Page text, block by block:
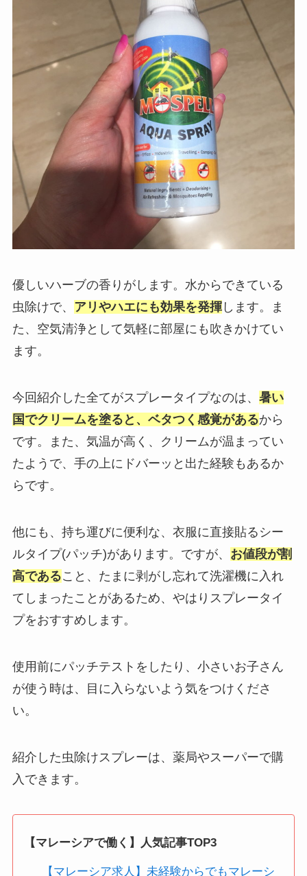
優しいハーブの香りがします。水からできている
虫除けで、 アリやハエにも効果を発揮します。ま
た、空気清浄として気軽に部屋にも吹きかけてい
ます。
今回紹介した全てがスプレータイプなのは、 暑い
国でクリームを塗ると、ベタつく感覚があるから
です。また、気温が高く、クリームが温まってい
たようで、手の上にドバーッと出た経験もあるか
らです。
他にも、持ち運びに便利な、衣服に直接貼るシー
ルタイプ(パッチ)があります。ですが、 お値段が割
高であること、たまに剥がし忘れて洗濯機に入れ
てしまったことがあるため、やはりスプレータイ
プをおすすめします。
使用前にパッチテストをしたり、小さいお子さん
が使う時は、目に入らないよう気をつけくださ
い。
紹介した虫除けスプレーは、薬局やスーパーで購
入できます。
【マレーシアで働く】人気記事TOP3
【マレーシア求人】未経験からでもマレーシ